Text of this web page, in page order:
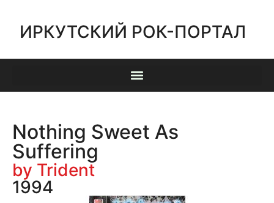
ИРКУТСКИЙ РОК-ПОРТАЛ
Nothing Sweet As
Suffering
by Trident
1994